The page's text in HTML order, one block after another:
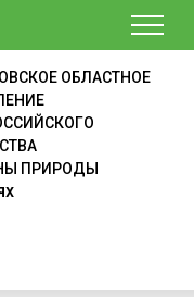
ОБЛАСТНОЕ
ПРИРОДЫ